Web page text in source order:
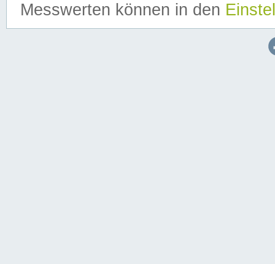
Messwerten können in den